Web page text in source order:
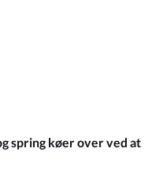
spring køer over ved at